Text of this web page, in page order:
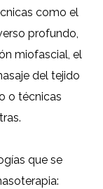
como el
profundo,
miofascial, el
del tejido
o técnicas
que se